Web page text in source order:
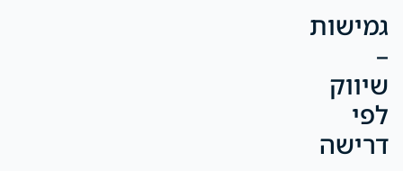
גמישות
–
שיווק
לפי
דרישה